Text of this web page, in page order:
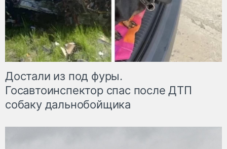
Достали из под фуры.
Госавтоинспектор спас после ДТП
собаку дальнобойщика